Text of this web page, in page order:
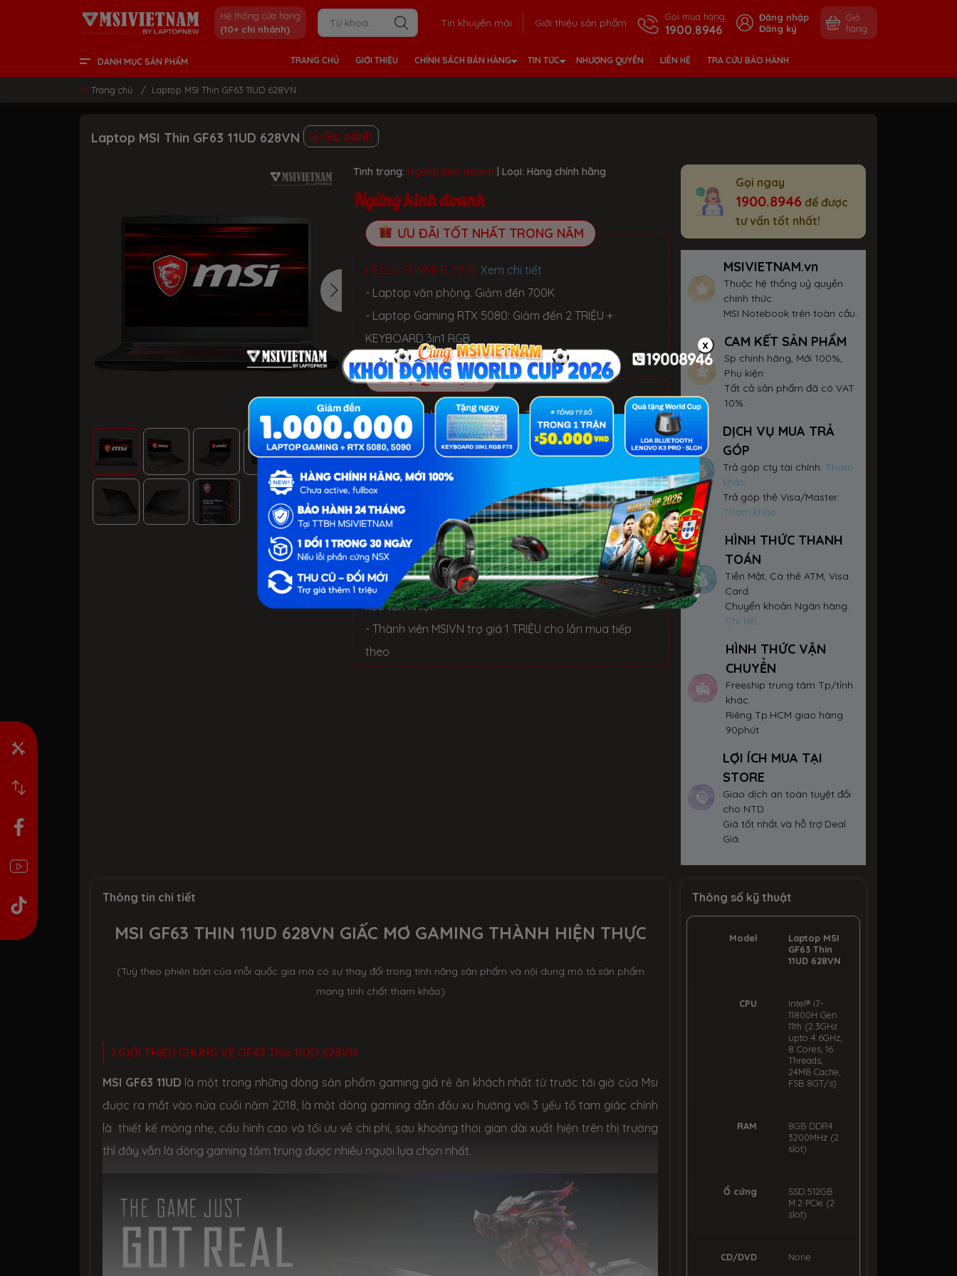
Hệ thống cửa hàng
(10+ chi nhánh)
Tin khuyến mãi Giới thiệu sản phẩm Gọi mua hàng
1900.8946
Đăng nhập
Đăng ký
Giỏ
hàng
DANH MỤC SẢN PHẨM TRANG CHỦ GIỚI THIỆU CHÍNH SÁCH BÁN HÀNG TIN TỨC NHƯỢNG QUYỀN LIÊN HỆ TRA CỨU BẢO HÀNH
Trang chủ / Laptop MSI Thin GF63 11UD 628VN
Laptop MSI Thin GF63 11UD 628VN So sánh
Tình trạng: Ngừng kinh doanh | Loại: Hàng chính hãng
Ngừng kinh doanh
ƯU ĐÃI TỐT NHẤT TRONG NĂM
HELLO SUMMER 2026. Xem chi tiết
- Laptop văn phòng. Giảm đến 700K
- Laptop Gaming RTX 5080: Giảm đến 2 TRIỆU +
KEYBOARD 3in1 RGB
BỘ QUÀ TẶNG
✓ Hàng chính hãng, Mới 100%, Thùng hộp NSX
✓ Bảo hành 12 Tháng tại TTBH MSI toàn quốc
✓ 1 đổi 1 trong 30 ngày nếu lỗi phần cứng NSX
✓ Miễn phí 3 năm: cài đặt phần mềm và vệ sinh
LỢI ÍCH KHI MUA TẠI MSIVIETNAM
- 1 Đổi 1 trong 30 ngày nếu lỗi phần cứng NSX
- Miễn phí 3 Năm: cài đặt HĐH, Software, vệ sinh, thay
keo tản nhiệt
- Thành viên MSIVN trợ giá 1 TRIỆU cho lần mua tiếp
theo
Gọi ngay
1900.8946 để được
tư vấn tốt nhất!
MSIVIETNAM.vn
Thuộc hệ thống uỷ quyền
chính thức
MSI Notebook trên toàn cầu.
CAM KẾT SẢN PHẨM
Sp chính hãng, Mới 100%,
Phụ kiện.
Tất cả sản phẩm đã có VAT
10%.
DỊCH VỤ MUA TRẢ
GÓP
Trả góp cty tài chính. Tham
khảo
Trả góp thẻ Visa/Master.
Tham khảo
HÌNH THỨC THANH
TOÁN
Tiền Mặt, Cà thẻ ATM, Visa
Card.
Chuyển khoản Ngân hàng.
Chi tiết
HÌNH THỨC VẬN
CHUYỂN
Freeship trung tâm Tp/tỉnh
khác.
Riêng Tp.HCM giao hàng
90phút
LỢI ÍCH MUA TẠI
STORE
Giao dịch an toàn tuyệt đối
cho NTD
Giá tốt nhất và hỗ trợ Deal
Giá.
Thông số kỹ thuật
Model
Laptop MSI
GF63 Thin
11UD 628VN
CPU
Intel® i7-
11800H Gen
11th (2.3GHz
upto 4.6GHz,
8 Cores, 16
Threads,
24MB Cache,
FSB 8GT/s)
RAM
8GB DDR4
3200MHz (2
slot)
Ổ cứng
SSD 512GB
M.2 PCIe (2
slot)
CD/DVD None
Thông tin chi tiết
MSI GF63 THIN 11UD 628VN GIẤC MƠ GAMING THÀNH HIỆN THỰC
(Tuỳ theo phiên bản của mỗi quốc gia mà có sự thay đổi trong tính năng sản phẩm và nội dung mô tả sản phẩm
mang tính chất tham khảo)
1.GIỚI THIỆU CHUNG VỀ GF63 Thin 11UD 628VN
MSI GF63 11UD là một trong những dòng sản phẩm gaming giá rẻ ăn khách nhất từ trước tới giờ của Msi
được ra mắt vào nửa cuối năm 2018, là một dòng gaming dẫn đầu xu hướng với 3 yếu tố tam giác chính
là thiết kế mỏng nhẹ, cấu hình cao và tối ưu về chi phí, sau khoảng thời gian dài xuất hiện trên thị trường
thì đây vẫn là dòng gaming tầm trung được nhiều người lựa chọn nhất.
x